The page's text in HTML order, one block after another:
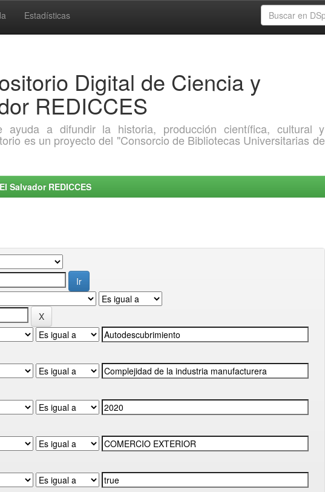
Estadísticas
Digital de Ciencia y
REDICCES
ayuda a difundir la historia, producción científica, cultural y
es un proyecto del "Consorcio de Bibliotecas Universitarias de
Salvador REDICCES